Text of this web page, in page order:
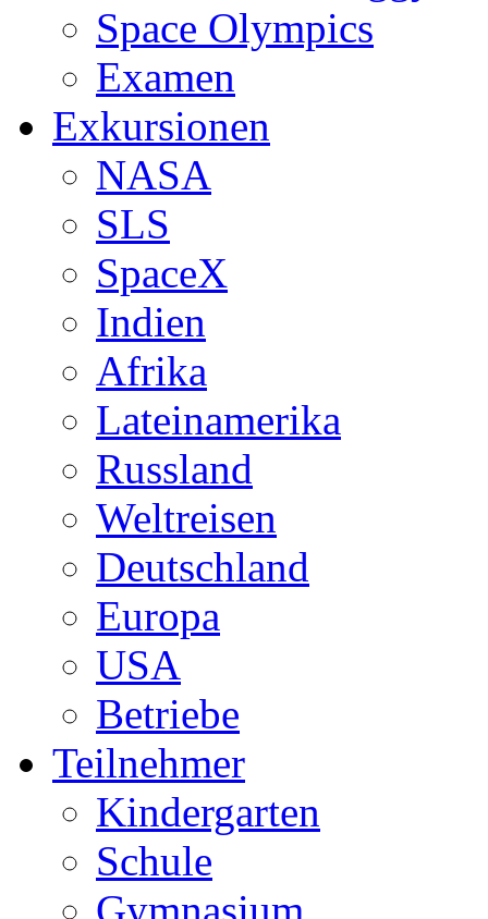
Space Olympics
Examen
Exkursionen
NASA
SLS
SpaceX
Indien
Afrika
Lateinamerika
Russland
Weltreisen
Deutschland
Europa
USA
Betriebe
Teilnehmer
Kindergarten
Schule